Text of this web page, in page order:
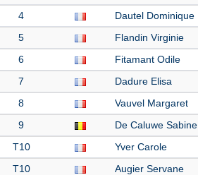
4 Dautel Dominique
5 Flandin Virginie
6 Fitamant Odile
7 Dadure Elisa
8 Vauvel Margaret
9 De Caluwe Sabine
T10 Yver Carole
T10 Augier Servane